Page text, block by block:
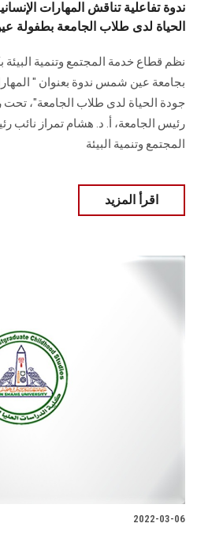
سجل
ندوة تفاعلية تناقش المهارات
الحياة لدى طلاب الجامعة
نظم قطاع خدمة المجتمع وتنمية البيئة
بجامعة عين شمس ندوة بعنوان "
جودة الحياة لدى طلاب الجامعة"، تحت
رئيس الجامعة، أ. د. هشام تمراز نائب
المجتمع وتنمية البيئة
اقرأ المزيد
2022-03-06